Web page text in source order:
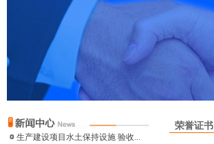
生产建设项目水土保持设施 验收...
荣誉证书